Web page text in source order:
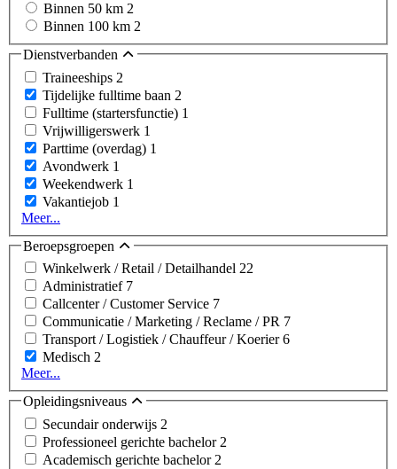
Binnen 50 km 2
Binnen 100 km 2
Dienstverbanden
Traineeships 2
Tijdelijke fulltime baan 2
Fulltime (startersfunctie) 1
Vrijwilligerswerk 1
Parttime (overdag) 1
Avondwerk 1
Weekendwerk 1
Vakantiejob 1
Meer...
Beroepsgroepen
Winkelwerk / Retail / Detailhandel 22
Administratief 7
Callcenter / Customer Service 7
Communicatie / Marketing / Reclame / PR 7
Transport / Logistiek / Chauffeur / Koerier6
Medisch 2
Meer...
Opleidingsniveaus
Secundair onderwijs 2
Professioneel gerichte bachelor 2
Academisch gerichte bachelor 2